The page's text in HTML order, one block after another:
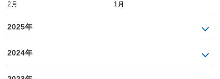
2月 1月
2025年
2024年